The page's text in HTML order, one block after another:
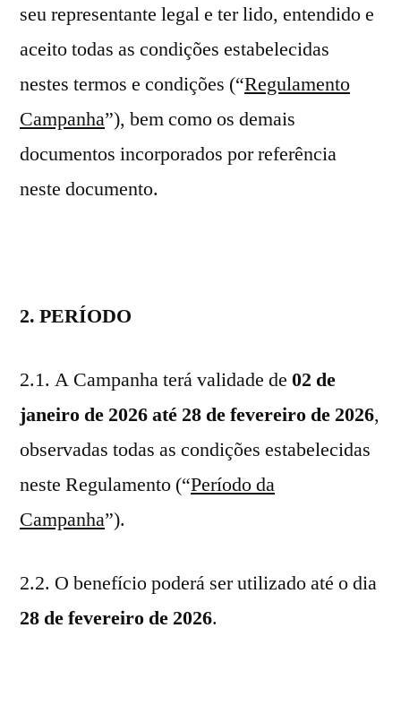
seu representante legal e ter lido, entendido e
aceito todas as condições estabelecidas
nestes termos e condições (“Regulamento
Campanha”), bem como os demais
documentos incorporados por referência
neste documento.
2. PERÍODO
2.1. A Campanha terá validade de 02 de
janeiro de 2026 até 28 de fevereiro de 2026,
observadas todas as condições estabelecidas
neste Regulamento (“Período da
Campanha”).
2.2. O benefício poderá ser utilizado até o dia
28 de fevereiro de 2026.